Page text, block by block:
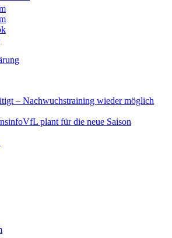
– Nachwuchstraining wieder möglich
VfL plant für die neue Saison